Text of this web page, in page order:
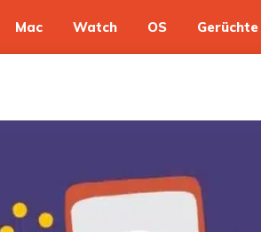
Mac Watch OS Gerüchte